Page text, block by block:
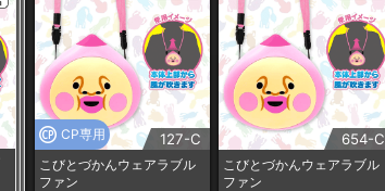
CP専用 127-C
こびとづかんウェアラブル
ファン
654-C
こびとづかんウェアラブル
ファン